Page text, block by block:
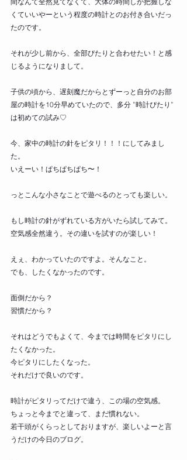
くていいやーという程度の時計とのお付き合いだっ
たのです。
それが少し前から、全部ぴたりと合わせたい！と感
じるようになりまして。
子供の頃から、遅刻魔だからとずーっと自分のお部
屋の時計を10分早めていたので、多分 ”時計ぴたり”
は初めての試み♡
今、家中の時計の針をピタリ！！！にしてみまし
た。
いえーい！ぱちぱちぱち〜！
っとこんな小さなことで遊べるのとっても楽しい。
もし時計の針がずれている方がいたら試してみて。
空気感全然違う。その違いを試すのが楽しい！
えぇ、わかっていたのですよ。そんなこと。
でも、したくなかったのです。
面倒だから？
習慣だから？
それはどうでもよくて、今までは時間をピタリにし
たくなかった。
今ピタリにしたくなった。
それだけで良いのです。
時計がピタリってだけで違う、この場の空気感。
ちょっと今までと違って、まだ慣れない。
若干頭がくらっとしておりますが、楽しいよーと言
うだけの今日のブログ。